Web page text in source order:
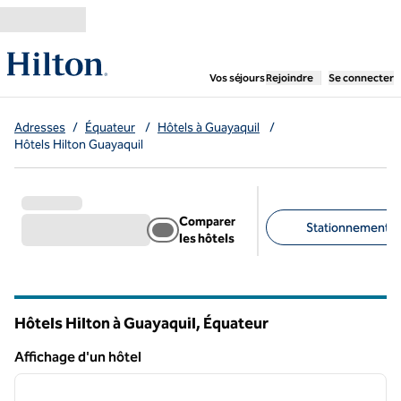
Aller directement au contenu
Vos séjours,ouvre un nouvel
Rejoindre Se connecter
Adresses / Équateur / Hôtels à Guayaquil
/
Hôtels Hilton Guayaquil
Comparer
les hôtels
Stationnement
Hôtels Hilton à Guayaquil, Équateur
Affichage d'un hôtel
Affichage d'un hôtel
1 sur 12